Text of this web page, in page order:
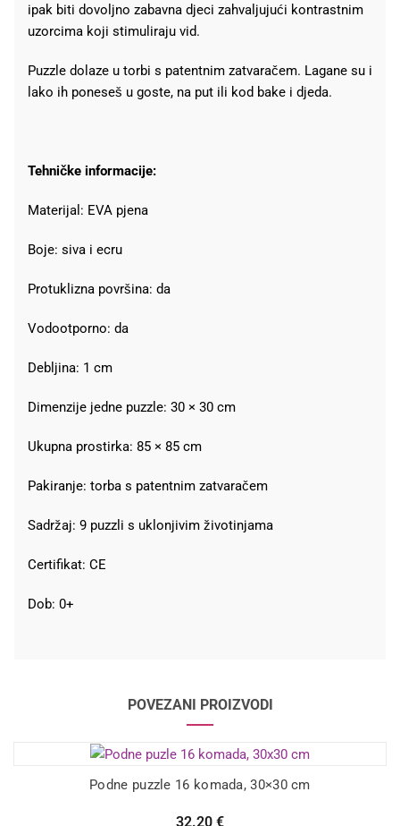
ipak biti dovoljno zabavna djeci zahvaljujući kontrastnim
uzorcima koji stimuliraju vid.
Puzzle dolaze u torbi s patentnim zatvaračem. Lagane su i
lako ih poneseš u goste, na put ili kod bake i djeda.
Tehničke informacije:
Materijal: EVA pjena
Boje: siva i ecru
Protuklizna površina: da
Vodootporno: da
Debljina: 1 cm
Dimenzije jedne puzzle: 30 × 30 cm
Ukupna prostirka: 85 × 85 cm
Pakiranje: torba s patentnim zatvaračem
Sadržaj: 9 puzzli s uklonjivim životinjama
Certifikat: CE
Dob: 0+
POVEZANI PROIZVODI
Podne puzzle 16 komada, 30×30 cm
32.20 €